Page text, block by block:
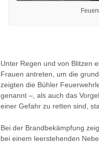
Unter Regen und von Blitzen
Frauen antreten, um die
zeigten die Bühler
genannt –, als auch das
einer Gefahr zu retten sind,
Bei der Brandbekämpfung
bei einem leerstehenden